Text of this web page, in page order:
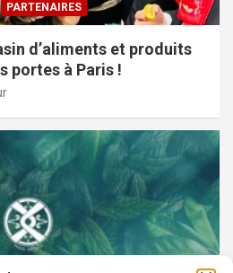
PARTENAIRES
d’aliments et produits
portes à Paris !